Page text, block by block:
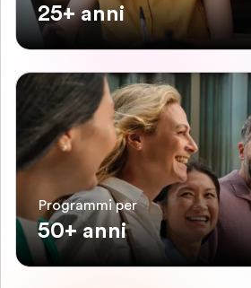
25+ anni
Programmi per
50+ anni